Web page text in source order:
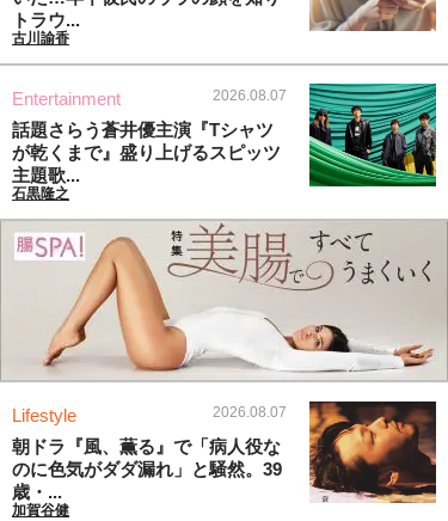
トラウ...
古川諭香
Entertainment 2026.08.07
話題さらう蒼井優主演『Tシャツ
が乾くまで』盛り上げるスピッツ
主題歌...
石黒隆之
Lifestyle 2026.08.07
朝ドラ『風、薫る』で「病人役な
のに色気がダダ漏れ」と騒然。39
歳・...
加賀谷健